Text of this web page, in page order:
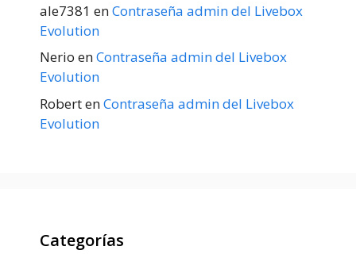
ale7381 enContraseña admin del Livebox
Evolution
Nerio enContraseña admin del Livebox
Evolution
RobertenContraseña admin del Livebox
Evolution
Categorías